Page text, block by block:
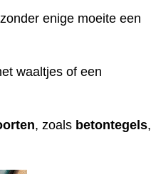
enige moeite een
waaltjes of een
, zoals betontegels,